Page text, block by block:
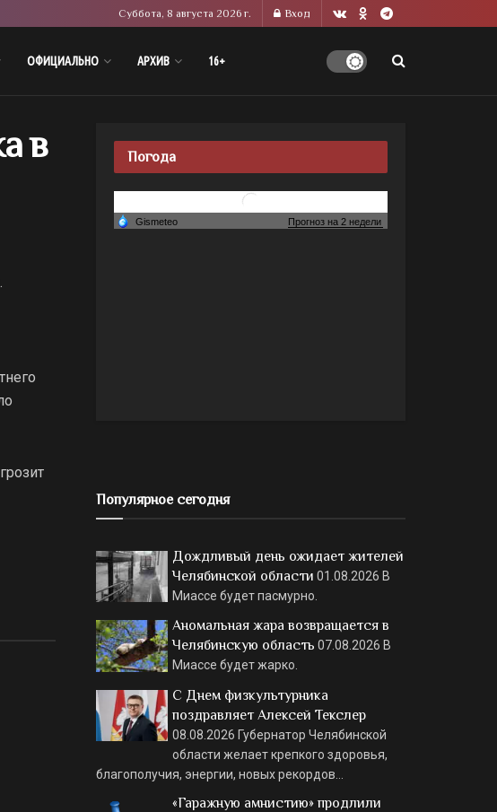
Суббота, 8 августа 2026 г. Вход
ОФИЦИАЛЬНО АРХИВ 16+
в
Погода
Популярное сегодня
Дождливый день ожидает жителей
Челябинской области 01.08.2026 В
Миассе будет пасмурно.
Аномальная жара возвращается в
Челябинскую область 07.08.2026 В
Миассе будет жарко.
С Днем физкультурника
поздравляет Алексей Текслер
08.08.2026 Губернатор Челябинской
области желает крепкого здоровья,
благополучия, энергии, новых рекордов…
«Гаражную амнистию» продлили